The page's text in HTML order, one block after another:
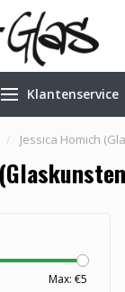
Klantenservice
Veilig Verzenden
/ Jessica Homich
Max: €5